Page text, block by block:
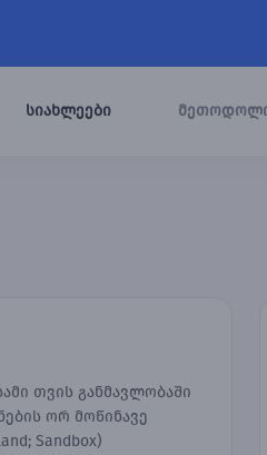
სიახლეები
თვის განმავლობაში
ორ მოწინავე
Sandbox)